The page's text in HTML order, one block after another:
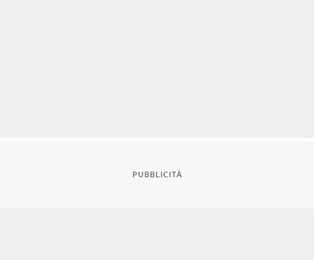
PUBBLICITÀ